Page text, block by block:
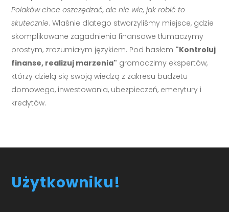
Polaków chce oszczędzać, ale nie wie, jak robić to
skutecznie. Właśnie dlatego stworzyliśmy miejsce, gdzie
skomplikowane zagadnienia finansowe tłumaczymy
prostym, zrozumiałym językiem. Pod hasłem "Kontroluj
finanse, realizuj marzenia" gromadzimy ekspertów,
którzy dzielą się swoją wiedzą z zakresu budżetu
domowego, inwestowania, ubezpieczeń, emerytury i
kredytów.
Użytkowniku!